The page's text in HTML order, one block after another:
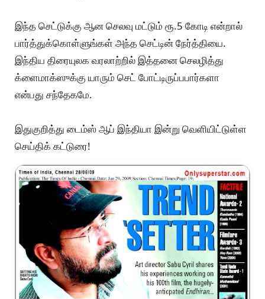
இந்த செட்டுக்கு ஆன செலவு மட்டும் ரூ.5 கோடி என்றால்
பார்த்துக்கொள்ளுங்கள் அந்த செட்டின் நேர்த்தியை.
இந்திய திரையுலக வரலாற்றில் இத்தனை செலழித்து
க்ளைமாக்ஸுக்கு யாரும் செட் போட்டிருப்பபார்களா
என்பது சந்தேகமே.
இதுகுறித்து டைம்ஸ் ஆப் இந்தியா இன்று வெளியிட்டுள்ள
செய்திக் கட்டுரை!